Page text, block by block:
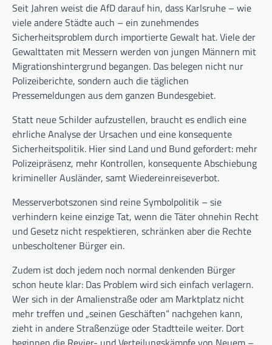
Seit Jahren weist die AfD darauf hin, dass Karlsruhe – wie
viele andere Städte auch – ein zunehmendes
Sicherheitsproblem durch importierte Gewalt hat. Viele der
Gewalttaten mit Messern werden von jungen Männern mit
Migrationshintergrund begangen. Das belegen nicht nur
Polizeiberichte, sondern auch die täglichen
Pressemeldungen aus dem ganzen Bundesgebiet.
Statt neue Schilder aufzustellen, braucht es endlich eine
ehrliche Analyse der Ursachen und eine konsequente
Sicherheitspolitik. Hier sind Land und Bund gefordert: mehr
Polizeipräsenz, mehr Kontrollen, konsequente Abschiebung
krimineller Ausländer, samt Wiedereinreiseverbot.
Messerverbotszonen sind reine Symbolpolitik – sie
verhindern keine einzige Tat, wenn die Täter ohnehin Recht
und Gesetz nicht respektieren, schränken aber die Rechte
unbescholtener Bürger ein.
Zudem ist doch jedem noch normal denkenden Bürger
schon heute klar: Das Problem wird sich einfach verlagern.
Wer sich in der Amalienstraße oder am Marktplatz nicht
mehr treffen und „seinen Geschäften“ nachgehen kann,
zieht in andere Straßenzüge oder Stadtteile weiter. Dort